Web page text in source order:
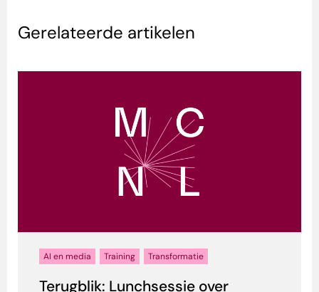
Gerelateerde artikelen
AI en media Training Transformatie
Terugblik: Lunchsessie over